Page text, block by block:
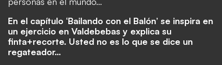
En el capítulo ‘Bailando con el Balón’ se inspira en
un ejercicio en Valdebebas y explica su
finta+recorte. Usted no es lo que se dice un
regateador…